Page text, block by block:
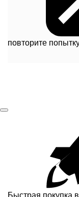
повторите
Быстрая покупка